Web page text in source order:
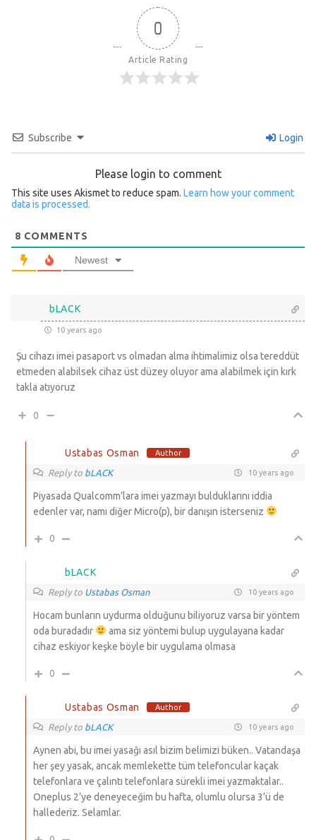
0
Article Rating
Subscribe Login
Please login to comment
This site uses Akismet to reduce spam. Learn how your comment
data is processed.
8 COMMENTS
Newest
bLACK
10 years ago
Şu cihazı imei pasaport vs olmadan alma ihtimalimiz olsa tereddüt
etmeden alabilsek cihaz üst düzey oluyor ama alabilmek için kırk
takla atıyoruz
0
Ustabas Osman Author
Reply to bLACK 10 years ago
Piyasada Qualcomm’lara imei yazmayı bulduklarını iddia
edenler var, namı diğer Micro(p), bir danışın isterseniz
0
bLACK
Reply to Ustabas Osman 10 years ago
Hocam bunların uydurma olduğunu biliyoruz varsa bir yöntem
oda buradadır
ama siz yöntemi bulup uygulayana kadar
cihaz eskiyor keşke böyle bir uygulama olmasa
0
Ustabas Osman Author
Reply to bLACK 10 years ago
Aynen abi, bu imei yasağı asıl bizim belimizi büken.. Vatandaşa
her şey yasak, ancak memlekette tüm telefoncular kaçak
telefonlara ve çalıntı telefonlara sürekli imei yazmaktalar..
Oneplus 2’ye deneyeceğim bu hafta, olumlu olursa 3’ü de
hallederiz. Selamlar.